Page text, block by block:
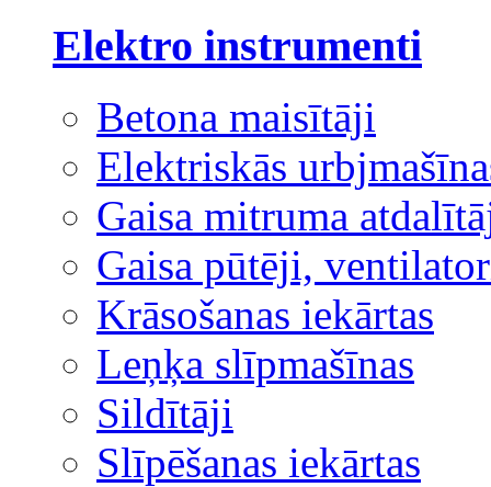
Elektro instrumenti
Betona maisītāji
Elektriskās
Gaisa mitruma
Gaisa pūtēji,
Krāsošanas iekārtas
Leņķa slīpmašīnas
Sildītāji
Slīpēšanas iekārtas